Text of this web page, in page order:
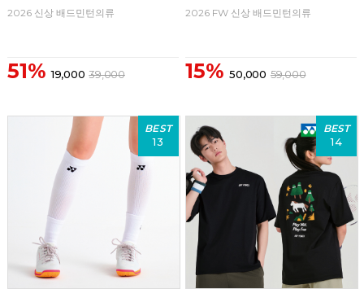
2026 신상 배드민턴의류
51% 19,000 39,000
2026 FW 신상 배드민턴의류
15% 50,000 59,000
BEST
13
BEST
14